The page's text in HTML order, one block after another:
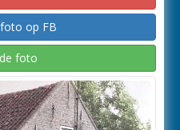
op FB
foto